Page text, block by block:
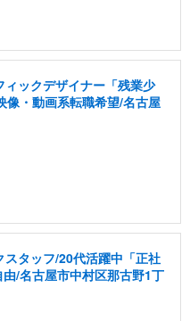
ィックデザイナー「残業少
像・動画系転職希望/名古屋
スタッフ/20代活躍中「正社
/名古屋市中村区那古野1丁